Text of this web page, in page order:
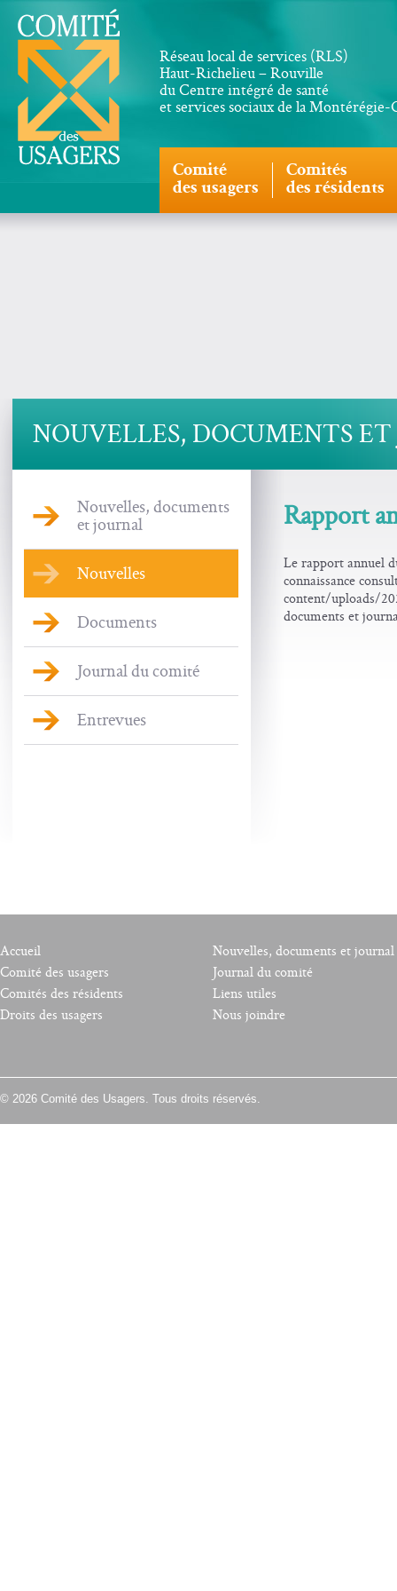
Réseau local de services (RLS)
Haut-Richelieu – Rouville
du Centre intégré de santé
et services sociaux de la
Comité
des usagers
Comités
des résidents
NOUVELLES, DOCUMENTS
Nouvelles, documents
et journal
Nouvelles
Documents
Journal du comité
Entrevues
Rapport
Le rapport annuel
connaissance
content/uploads/
documents et
Accueil
Comité des usagers
Comités des résidents
Droits des usagers
Nouvelles, documents et journal
Journal du comité
Liens utiles
Nous joindre
© 2026 Comité des Usagers. Tous droits réservés.